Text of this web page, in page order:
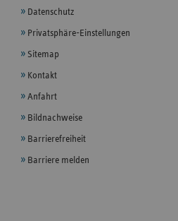
Datenschutz
Privatsphäre-Einstellungen
Sitemap
Kontakt
Anfahrt
Bildnachweise
Barrierefreiheit
Barriere melden